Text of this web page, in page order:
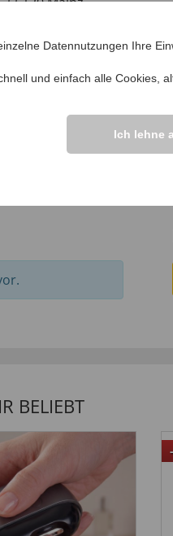
,Reinigung,
BELIEBT
Datennutzungen Ihre
und einfach alle Cookies,
Ich lehne